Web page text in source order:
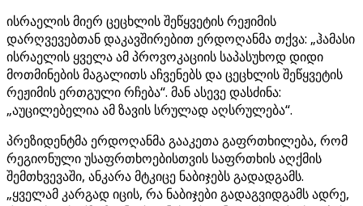
ისრაელის მიერ ცეცხლის შეწყვეტის რეჟიმის
დარღვევებთან დაკავშირებით ერდოღანმა თქვა: „ჰამასი
ისრაელის ყველა ამ პროვოკაციის საპასუხოდ დიდი
მოთმინების მაგალითს აჩვენებს და ცეცხლის შეწყვეტის
რეჟიმის ერთგული რჩება“. მან ასევე დასძინა:
„აუცილებელია ამ ზავის სრულად აღსრულება“.
პრეზიდენტმა ერდოღანმა გააკეთა გაფრთხილება, რომ
რეგიონული უსაფრთხოებისთვის საფრთხის აღქმის
შემთხვევაში, ანკარა მტკიცე ნაბიჯებს გადადგამს.
„ყველამ კარგად იცის, რა ნაბიჯები გადაგვიდგამს ადრე,